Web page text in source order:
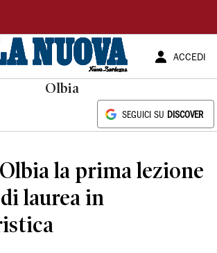
ACCEDI
Olbia
SEGUICI SU DISCOVER
la prima lezione
laurea in